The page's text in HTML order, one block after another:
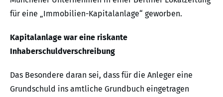
für eine „Immobilien-Kapitalanlage“ geworben.
Kapitalanlage war eine riskante
Inhaberschuldverschreibung
Das Besondere daran sei, dass für die Anleger eine
Grundschuld ins amtliche Grundbuch eingetragen